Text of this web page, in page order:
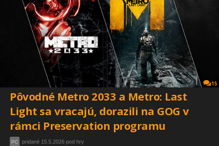
15
Pôvodné Metro 2033 a Metro: Last
Light sa vracajú, dorazili na GOG v
rámci Preservation programu
PC pridané 15.5.2026 pod hry